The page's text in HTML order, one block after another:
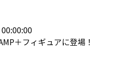
＋フィギュアに登場！